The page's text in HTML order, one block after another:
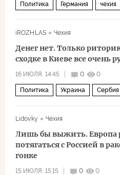
Политика Германия чехия
iROZHLAS
Чехия
Денег нет. Только
сходке в Киеве все очень
16 ИЮЛЯ, 14:45 0 0
Политика Украина Сербия
Lidovky Чехия
Лишь бы выжить. Европа
потягаться с Россией в
гонке
15 ИЮЛЯ, 15:15 0 0